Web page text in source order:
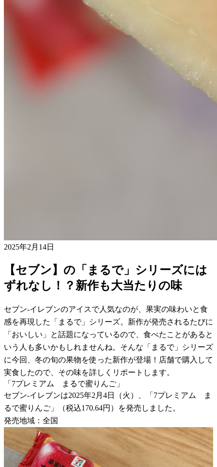
2025年2月14日
【セブン】の「まるで」シリーズには
ずれなし！？新作も大当たりの味
セブン-イレブンのアイスで人気なのが、果実の味わいと食
感を再現した「まるで」シリーズ。新作が発売されるたびに
「おいしい」と話題になっているので、食べたことがあると
いう人も多いかもしれませんね。そんな「まるで」シリーズ
に今回、冬の旬の果物を使った新作が登場！店舗で購入して
実食したので、その味を詳しくリポートします。
「7プレミアム まるで蜜りんご」
セブン-イレブンは2025年2月4日（火）、「7プレミアム ま
るで蜜りんご」（税込170.64円）を発売しました。
発売地域：全国